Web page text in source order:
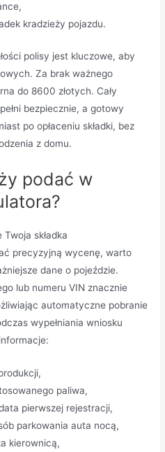
kradzieży pojazdu.
polisy jest kluczowe, aby
Za brak ważnego
do 8600 złotych. Cały
bezpiecznie, a gotowy
po opłaceniu składki, bez
z domu.
podać w
składka
precyzyjną wycenę, warto
dane o pojeździe.
lub numeru VIN znacznie
automatyczne pobranie
wypełniania wniosku
paliwa,
pierwszej rejestracji,
parkowania auta nocą,
kierownicą,